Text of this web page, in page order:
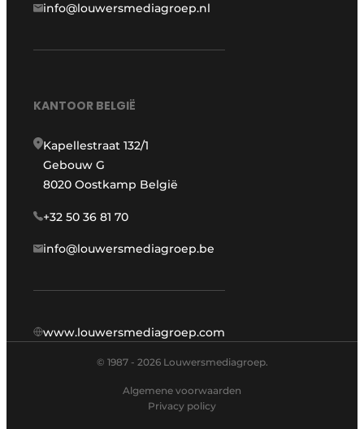
info@louwersmediagroep.nl
KANTOOR BELGIË
Kapellestraat 132/1
Gebouw G
8020 Oostkamp België
+32 50 36 81 70
info@louwersmediagroep.be
www.louwersmediagroep.com
© 1987 - 2026 Louwersmediagroep.
Algemene voorwaarden
Privacy policy